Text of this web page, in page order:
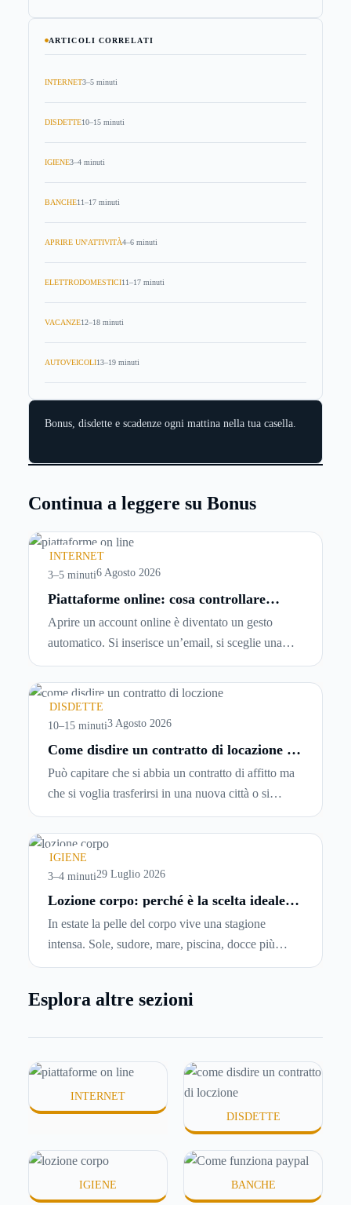
ARTICOLI CORRELATI
INTERNET3–5 minuti
DISDETTE10–15 minuti
IGIENE3–4 minuti
BANCHE11–17 minuti
APRIRE UN'ATTIVITÀ4–6 minuti
ELETTRODOMESTICI11–17 minuti
VACANZE12–18 minuti
AUTOVEICOLI13–19 minuti
Bonus, disdette e scadenze ogni mattina nella tua casella.
Continua a leggere su Bonus
INTERNET
3–5 minuti6 Agosto 2026
Piattaforme online: cosa controllare
prima di iscriversi e usare servizi in
tempo reale
Aprire un account online è diventato un gesto
automatico. Si inserisce un’email, si sceglie una
password, si accetta una serie di condizioni senza
leggerle davvero. Tutto avviene in pochi minuti,
spesso senza che ci si fermi a capire dove si sta
entrando.
DISDETTE
10–15 minuti3 Agosto 2026
Come disdire un contratto di locazione in
modo corretto ed efficace
Può capitare che si abbia un contratto di affitto ma
che si voglia trasferirsi in una nuova città o si
abbiano problemi a pagare il canone, per cui si
comincia a cercare un’altra abitazione: è legittimo
chiedersi se è possibile
locazioneprima che scada. In questa guida
capiremo come inviare la disdetta per un contratto
IGIENE
3–4 minuti29 Luglio 2026
Lozione corpo: perché è la scelta ideale
In estate la pelle del corpo vive una stagione
intensa. Sole, sudore, mare, piscina, docce più
frequenti e aria condizionata possono renderla
meno confortevole. Eppure, proprio nei mesi caldi,
o difficili da assorbire.
Esplora altre sezioni
INTERNET
DISDETTE
IGIENE BANCHE